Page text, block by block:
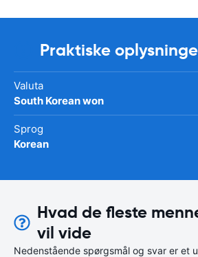
Praktiske
Valuta
South Korean won
Sprog
Korean
Hvad de fleste
vil vide
Nedenstående spørgsmål og svar er et